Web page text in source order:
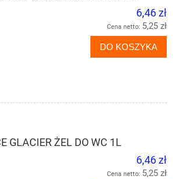
6,46 zł
Cena netto: 5,25 zł
DO KOSZYKA
GLACIER ŻEL DO WC 1L
6,46 zł
Cena netto: 5,25 zł